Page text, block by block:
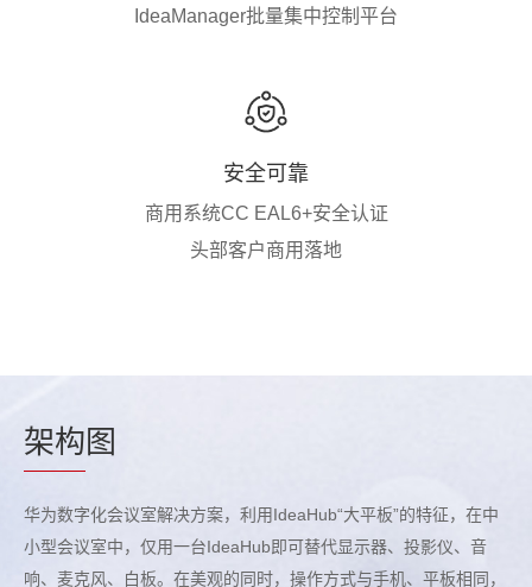
IdeaManager批量集中控制平台
安全可靠
商用系统CC EAL6+安全认证
头部客户商用落地
架构图
华为数字化会议室解决方案，利用IdeaHub“大平板”的特征，在中
小型会议室中，仅用一台IdeaHub即可替代显示器、投影仪、音
响、麦克风、白板。在美观的同时，操作方式与手机、平板相同，